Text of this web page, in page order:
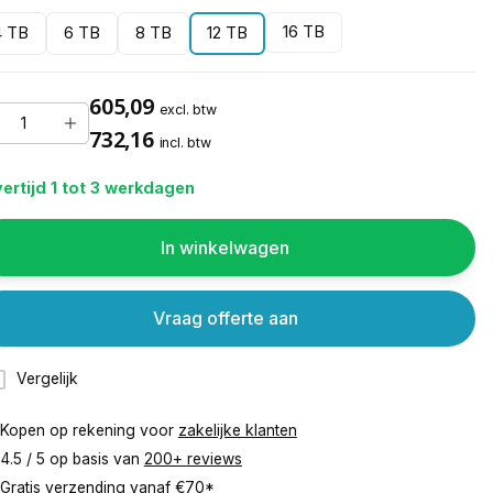
TB 6 TB 8 TB 12 TB 16 TB
605,09 excl. btw
732,16 incl. btw
1 tot 3 werkdagen
In winkelwagen
Vergelijk
Vraag offerte aan
Kopen op rekening voor zakelijke klanten
4.5 / 5 op basis van 200+ reviews
Gratis verzending vanaf €70*